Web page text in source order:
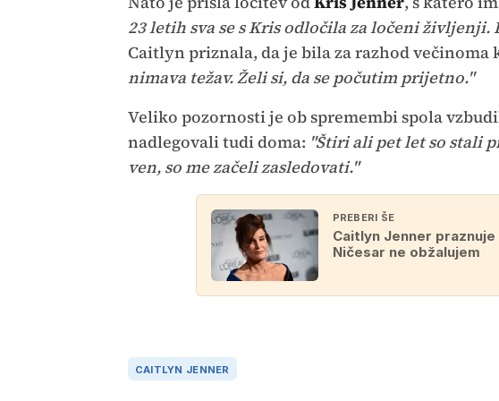
23 letih sva se s Kris odločila za ločeni življenji.
Caitlyn priznala, da je bila za razhod večinoma
nimava težav. Želi si, da se počutim prijetno."
Veliko pozornosti je ob spremembi spola
nadlegovali tudi doma: "Štiri ali pet let so stali
ven, so me začeli zasledovati."
PREBERI ŠE
Caitlyn Jenner
Ničesar ne obžalujem
CAITLYN JENNER